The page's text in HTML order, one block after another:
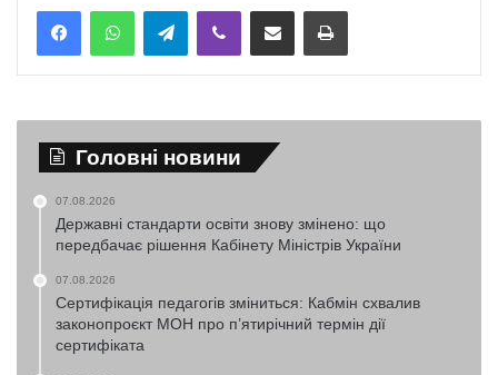
TelegramViber Надіслати електронною поштоюНадрукувати
Головні новини
07.08.2026
Державні стандарти освіти знову змінено: що
передбачає рішення Кабінету Міністрів України
07.08.2026
Сертифікація педагогів зміниться: Кабмін схвалив
законопроєкт МОН про п’ятирічний термін дії
сертифіката